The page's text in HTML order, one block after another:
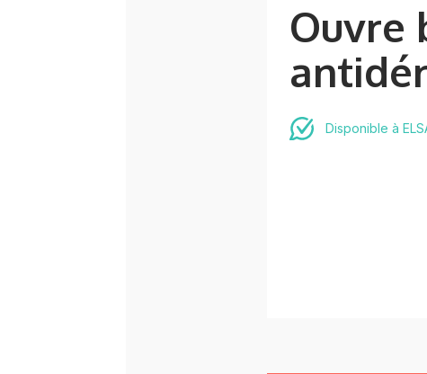
Ouvre
Disponible à